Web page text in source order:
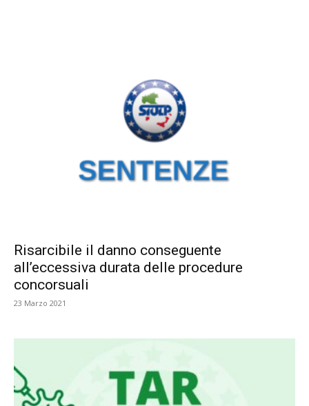
Risarcibile il danno conseguente
all’eccessiva durata delle procedure
concorsuali
23 Marzo 2021